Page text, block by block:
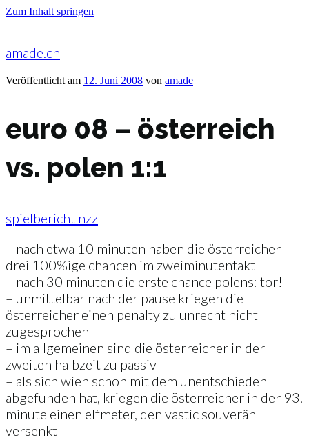
Zum Inhalt springen
amade.ch
Veröffentlicht am 12. Juni 2008 von amade
euro 08 – österreich
vs. polen 1:1
spielbericht nzz
– nach etwa 10 minuten haben die österreicher
drei 100%ige chancen im zweiminutentakt
– nach 30 minuten die erste chance polens: tor!
– unmittelbar nach der pause kriegen die
österreicher einen penalty zu unrecht nicht
zugesprochen
– im allgemeinen sind die österreicher in der
zweiten halbzeit zu passiv
– als sich wien schon mit dem unentschieden
abgefunden hat, kriegen die österreicher in der 93.
minute einen elfmeter, den vastic souverän
versenkt